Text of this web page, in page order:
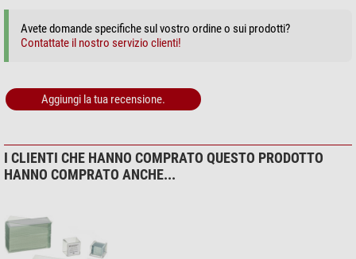
Cura & Pulizia > Liquidi e kit per pulizia (4)
$ 1,90*
+ Mostra più accessori in questa categoria: 3
Omegon Panno in microfibra
20cm x 20cm
+ Mostra più accessori in questa categoria: 1
*Tutti i prezzi includono IVA e costi di spedizione.
Avete domande specifiche sul vostro ordine o sui prodotti?
Contattate il nostro servizio clienti!
Aggiungi la tua recensione.
I CLIENTI CHE HANNO COMPRATO QUESTO PRODOTTO
HANNO COMPRATO ANCHE...